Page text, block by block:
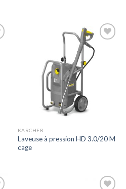
Ajouter
à la liste
KARCHER
Laveuse à pression HD 3.0/20 M
cage